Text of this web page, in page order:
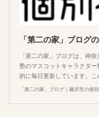
「第二の家」ブログ
「第二の家」ブログは、神
塾のマスコットキャラクタ
的に毎日更新しています。
「第二の家」ブログ｜藤沢市の個